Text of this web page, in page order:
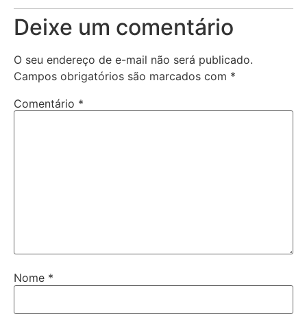
Deixe um comentário
O seu endereço de e-mail não será publicado.
Campos obrigatórios são marcados com *
Comentário *
Nome *